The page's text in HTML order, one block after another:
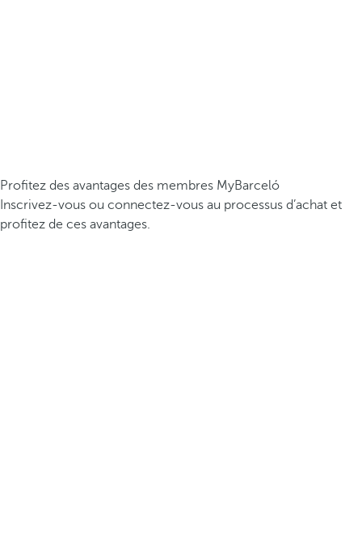
Profitez des avantages des membres MyBarceló
Inscrivez-vous ou connectez-vous au processus d’achat et
profitez de ces avantages.